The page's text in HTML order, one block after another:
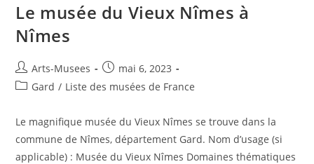
Le musée du Vieux Nîmes à
Nîmes
Arts-Musees
mai 6, 2023
Gard / Liste des musées de France
Le magnifique musée du Vieux Nîmes se trouve dans la
commune de Nîmes, département Gard. Nom d’usage (si
applicable) : Musée du Vieux Nîmes Domaines thématiques